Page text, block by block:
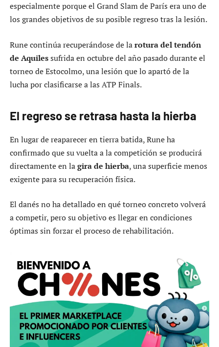
especialmente porque el Grand Slam de París era uno de
los grandes objetivos de su posible regreso tras la lesión.
Rune continúa recuperándose de larotura del tendón
de Aquilessufrida en octubre del año pasado durante el
torneo de Estocolmo, una lesión que lo apartó de la
lucha por clasificarse a las ATP Finals.
El regreso se retrasa hasta la hierba
En lugar de reaparecer en tierra batida, Rune ha
confirmado que su vuelta a la competición se producirá
directamente en lagira de hierba, una superficie menos
exigente para su recuperación física.
El danés no ha detallado en qué torneo concreto volverá
a competir, pero su objetivo es llegar en condiciones
óptimas sin forzar el proceso de rehabilitación.